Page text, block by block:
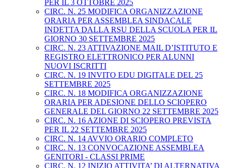
PER IL 3 OTTOBRE 2025
CIRC. N. 25 MODIFICA ORGANIZZAZIONE
ORARIA PER ASSEMBLEA SINDACALE
INDETTA DALLA RSU DELLA SCUOLA PER IL
GIORNO 30 SETTEMBRE 2025
CIRC. N. 23 ATTIVAZIONE MAIL D’ISTITUTO E
REGISTRO ELETTRONICO PER ALUNNI
NUOVI ISCRITTI
CIRC. N. 19 INVITO EDU DIGITALE DEL 25
SETTEMBRE 2025
CIRC. N. 18 MODIFICA ORGANIZZAZIONE
ORARIA PER ADESIONE DELLO SCIOPERO
GENERALE DEL GIORNO 22 SETTEMBRE 2025
CIRC. N. 16 AZIONE DI SCIOPERO PREVISTA
PER IL 22 SETTEMBRE 2025
CIRC. N. 14 AVVIO ORARIO COMPLETO
CIRC. N. 13 CONVOCAZIONE ASSEMBLEA
GENITORI - CLASSI PRIME
CIRC. N. 12 INIZIO ATTIVITA’ DI ALTERNATIVA